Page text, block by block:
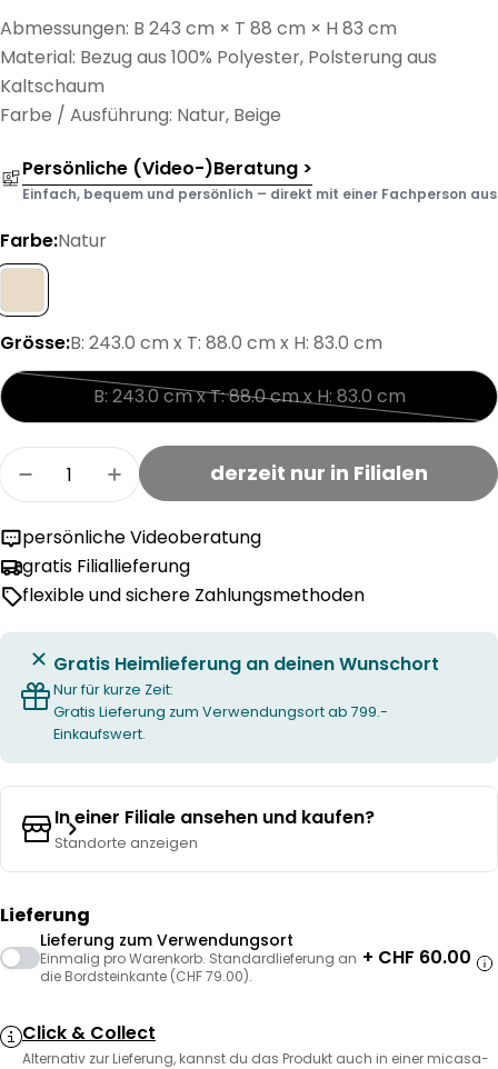
Abmessungen: B 243 cm × T 88 cm × H 83 cm
Material: Bezug aus 100% Polyester, Polsterung aus
Kaltschaum
Farbe / Ausführung: Natur, Beige
Persönliche (Video-)Beratung >
Einfach, bequem und persönlich – direkt mit einer Fachperson aus
Farbe:Natur
Grösse:B: 243.0 cm x T: 88.0 cm x H: 83.0 cm
B: 243.0 cm x T: 88.0 cm x H: 83.0 cm
Variante
oder
nicht
Menge
Menge für FROWE 2.5er-Sofa verringern
Menge für FROWE 2.5er-Sofa erhöhen
derzeit nur in Filialen
persönliche Videoberatung
gratis Filiallieferung
flexible und sichere Zahlungsmethoden
Gratis Heimlieferung an deinen Wunschort
Nur für kurze Zeit:
Gratis Lieferung zum Verwendungsort ab 799.-
Einkaufswert.
In einer Filiale ansehen und kaufen?
Standorte anzeigen
Lieferung
Lieferung zum Verwendungsort
Einmalig pro Warenkorb. Standardlieferung an
die Bordsteinkante (CHF 79.00).
+ CHF 60.00
Click & Collect
Alternativ zur Lieferung, kannst du das Produkt auch in einer micasa-